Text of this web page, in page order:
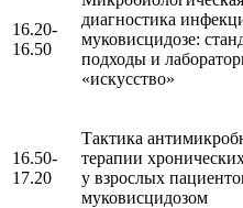
16.20-
16.50
диагностика
муковисцидозе:
подходы и
«искусство»
16.50-
17.20
Тактика
терапии
у взрослых
муковисцидозом